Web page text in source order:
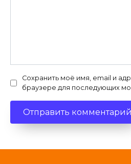
Сохранить моё имя, email и
браузере для последующих